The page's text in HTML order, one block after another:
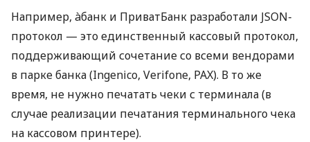
Например, àбанк и ПриватБанк разработали JSON-
протокол — это единственный кассовый протокол,
поддерживающий сочетание со всеми вендорами
в парке банка (Ingenico, Verifone, PAX). В то же
время, не нужно печатать чеки с терминала (в
случае реализации печатания терминального чека
на кассовом принтере).